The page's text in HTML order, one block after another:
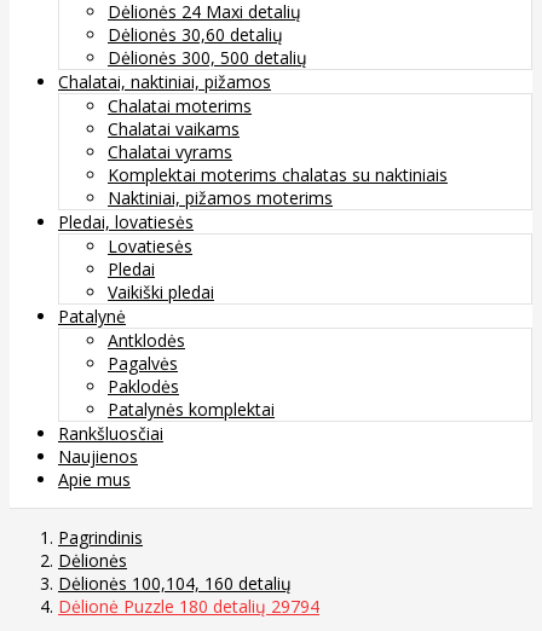
Dėlionės 24 Maxi detalių
Dėlionės 30,60 detalių
Dėlionės 300, 500 detalių
Chalatai, naktiniai, pižamos
Chalatai moterims
Chalatai vaikams
Chalatai vyrams
Komplektai moterims chalatas su naktiniais
Naktiniai, pižamos moterims
Pledai, lovatiesės
Lovatiesės
Pledai
Vaikiški pledai
Patalynė
Antklodės
Pagalvės
Paklodės
Patalynės komplektai
Rankšluosčiai
Naujienos
Apie mus
Pagrindinis
Dėlionės
Dėlionės 100,104, 160 detalių
Dėlionė Puzzle 180 detalių 29794